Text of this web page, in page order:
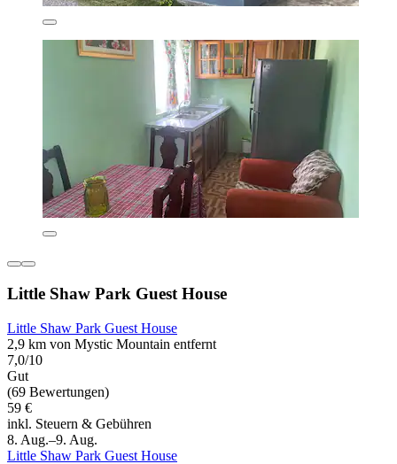
Little Shaw Park Guest House
Little Shaw Park Guest House
2,9 km von Mystic Mountain entfernt
7,0/10
Gut
(69 Bewertungen)
59 €
inkl. Steuern & Gebühren
8. Aug.–9. Aug.
Little Shaw Park Guest House